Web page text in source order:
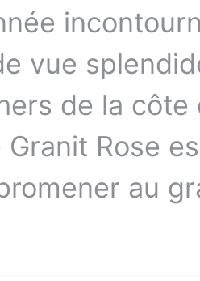
vue
de la côte
Granit Rose
au